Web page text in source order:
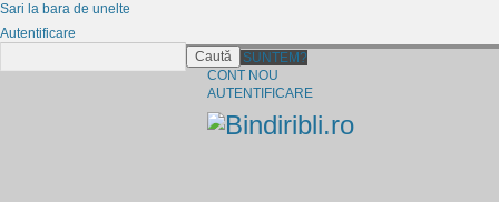
CINE SUNTEM?
CONT NOU
AUTENTIFICARE
Sari la bara de unelte
Autentificare
Caută